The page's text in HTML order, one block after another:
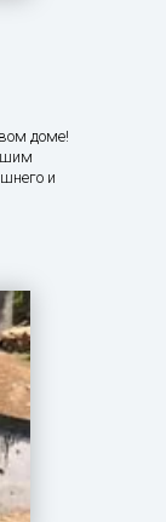
доме!
и